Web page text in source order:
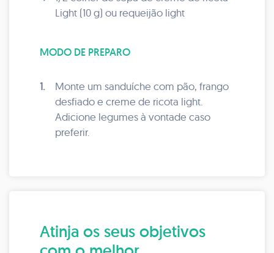
Light (10 g) ou requeijão light
MODO DE PREPARO
1.
Monte um sanduíche com pão, frango
desfiado e creme de ricota light.
Adicione legumes à vontade caso
preferir.
Atinja os seus objetivos